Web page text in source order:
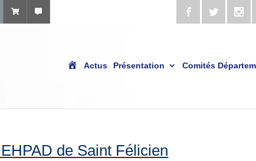
l
Actus Présentation Comités
de Saint Félicien